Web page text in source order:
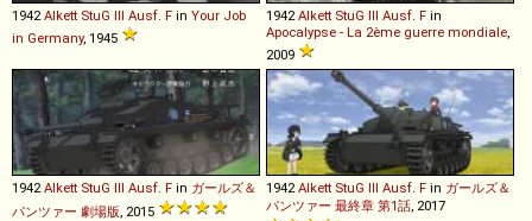
1942 Alkett StuG III Ausf F in Your Job
in Germany, 1945
1942 Alkett StuG III Ausf F in
Apocalypse - La 2ème guerre mondiale
2009
1942 Alkett StuG III Ausf F in ガールズ＆
パンツァー 劇場版 , 2015
1942 Alkett StuG III Ausf F in ガールズ＆
パンツァー 最終章 第1話 , 2017